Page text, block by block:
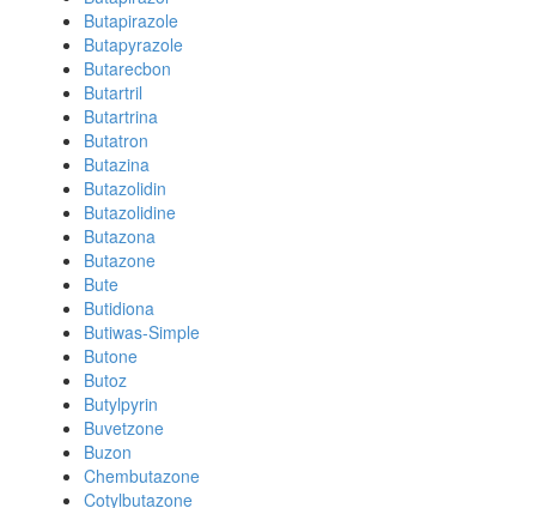
Butapirazole
Butapyrazole
Butarecbon
Butartril
Butartrina
Butatron
Butazina
Butazolidin
Butazolidine
Butazona
Butazone
Bute
Butidiona
Butiwas-Simple
Butone
Butoz
Butylpyrin
Buvetzone
Buzon
Chembutazone
Cotylbutazone